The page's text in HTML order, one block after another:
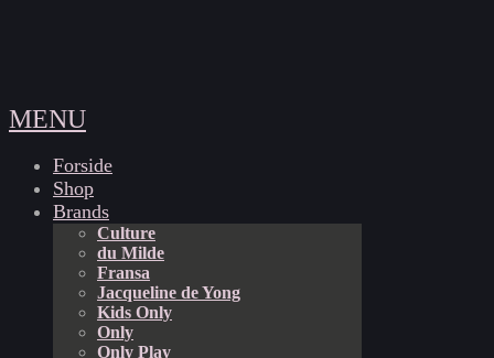
MENU
Forside
Shop
Brands
Culture
du Milde
Fransa
Jacqueline de Yong
Kids Only
Only
Only Play